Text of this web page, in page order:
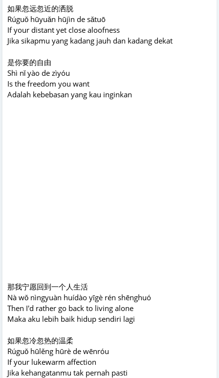
如果忽远忽近的洒脱
Rúguǒ hūyuǎn hūjìn de sǎtuō
If your distant yet close aloofness
Jika sikapmu yang kadang jauh dan kadang dekat
是你要的自由
Shì nǐ yào de zìyóu
Is the freedom you want
Adalah kebebasan yang kau inginkan
那我宁愿回到一个人生活
Nà wǒ nìngyuàn huídào yīgè rén shēnghuó
Then I'd rather go back to living alone
Maka aku lebih baik hidup sendiri lagi
如果忽冷忽热的温柔
Rúguǒ hūlěng hūrè de wēnróu
If your lukewarm affection
Jika kehangatanmu tak pernah pasti